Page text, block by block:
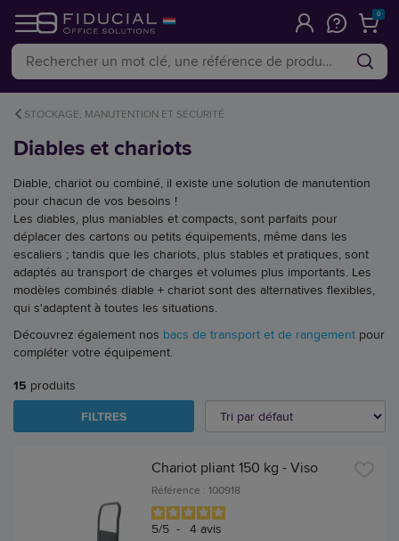
0
STOCKAGE, MANUTENTION ET SÉCURITÉ
Diables et chariots
Diable, chariot ou combiné, il existe une solution de manutention
pour chacun de vos besoins !
Les diables, plus maniables et compacts, sont parfaits pour
déplacer des cartons ou petits équipements, même dans les
escaliers ; tandis que les chariots, plus stables et pratiques, sont
adaptés au transport de charges et volumes plus importants. Les
modèles combinés diable + chariot sont des alternatives flexibles,
qui s'adaptent à toutes les situations.
Découvrez également nos bacs de transport et de rangement pour
compléter votre équipement.
15 produits
FILTRES
Chariot pliant 150 kg - Viso
Référence : 100918
5/5 - 4 avis